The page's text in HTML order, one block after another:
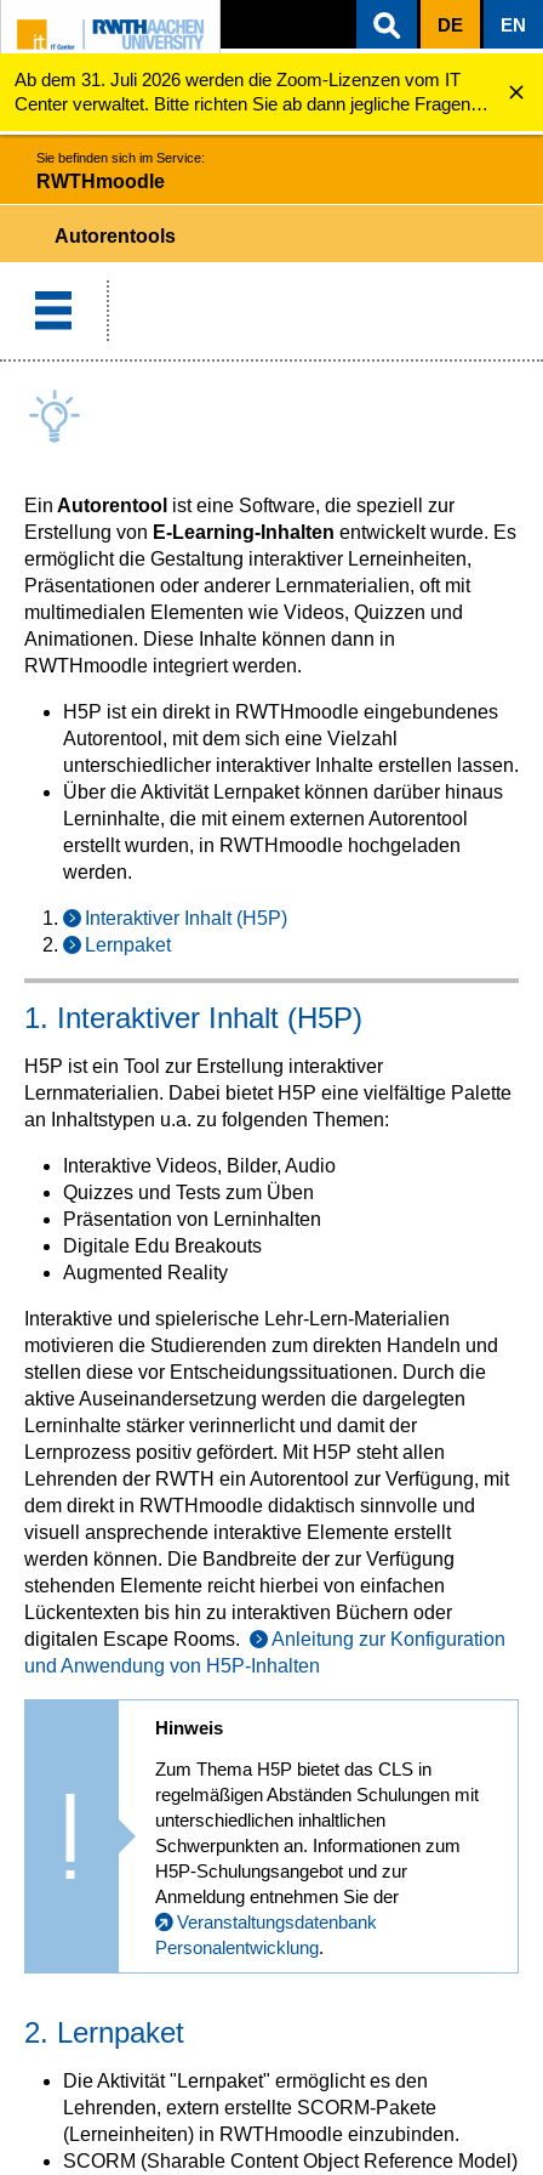
ZUM INHALTSBEREICH
ZUR HAUPTNAVIGATION
ZUR SUCHE
DE EN
Ab dem 31. Juli 2026 werden die Zoom-Lizenzen vom IT
Center verwaltet. Bitte richten Sie ab dann jegliche Fragen
zu den Zoom-Lizenzen (z.B. Probleme mit dem Login) an
servicedesk@itc.rwth-aachen.de.
RWTHmoodle Autorentools
Sie befinden sich im Service:
RWTHmoodle
Autorentools
Ein Autorentool ist eine Software, die speziell zur
Erstellung von E-Learning-Inhalten entwickelt wurde. Es
ermöglicht die Gestaltung interaktiver Lerneinheiten,
Präsentationen oder anderer Lernmaterialien, oft mit
multimedialen Elementen wie Videos, Quizzen und
Animationen. Diese Inhalte können dann in
RWTHmoodle integriert werden.
H5P ist ein direkt in RWTHmoodle eingebundenes
Autorentool, mit dem sich eine Vielzahl
unterschiedlicher interaktiver Inhalte erstellen lassen.
Über die Aktivität Lernpaket können darüber hinaus
Lerninhalte, die mit einem externen Autorentool
erstellt wurden, in RWTHmoodle hochgeladen
werden.
Interaktiver Inhalt (H5P)
Lernpaket
1. Interaktiver Inhalt (H5P)
H5P ist ein Tool zur Erstellung interaktiver
Lernmaterialien. Dabei bietet H5P eine vielfältige Palette
an Inhaltstypen u.a. zu folgenden Themen:
Interaktive Videos, Bilder, Audio
Quizzes und Tests zum Üben
Präsentation von Lerninhalten
Digitale Edu Breakouts
Augmented Reality
Interaktive und spielerische Lehr-Lern-Materialien
motivieren die Studierenden zum direkten Handeln und
stellen diese vor Entscheidungssituationen. Durch die
aktive Auseinandersetzung werden die dargelegten
Lerninhalte stärker verinnerlicht und damit der
Lernprozess positiv gefördert. Mit H5P steht allen
Lehrenden der RWTH ein Autorentool zur Verfügung, mit
dem direkt in RWTHmoodle didaktisch sinnvolle und
visuell ansprechende interaktive Elemente erstellt
werden können. Die Bandbreite der zur Verfügung
stehenden Elemente reicht hierbei von einfachen
Lückentexten bis hin zu interaktiven Büchern oder
digitalen Escape Rooms.
Anleitung zur Konfiguration
und Anwendung von H5P-Inhalten
Hinweis
Zum Thema H5P bietet das CLS in
regelmäßigen Abständen Schulungen mit
unterschiedlichen inhaltlichen
Schwerpunkten an. Informationen zum
H5P-Schulungsangebot und zur
Anmeldung entnehmen Sie der
Veranstaltungsdatenbank
Personalentwicklung.
2. Lernpaket
Die Aktivität "Lernpaket" ermöglicht es den
Lehrenden, extern erstellte SCORM-Pakete
(Lerneinheiten) in RWTHmoodle einzubinden.
SCORM (Sharable Content Object Reference Model)